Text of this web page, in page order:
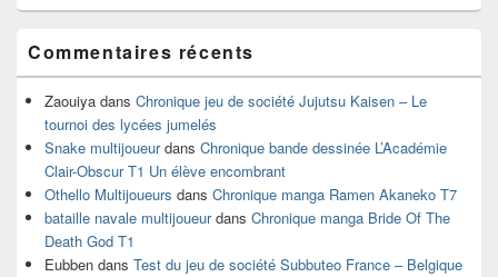
Commentaires récents
Zaouiya dans Chronique jeu de société Jujutsu Kaisen – Le
tournoi des lycées jumelés
Snake multijoueurdans Chronique bande dessinée L’Académie
Clair-Obscur T1 Un élève encombrant
Othello Multijoueurs dans Chronique manga Ramen Akaneko T7
bataille navale multijoueurdans Chronique manga Bride Of The
Death God T1
Eubben dans Test du jeu de société Subbuteo France – Belgique